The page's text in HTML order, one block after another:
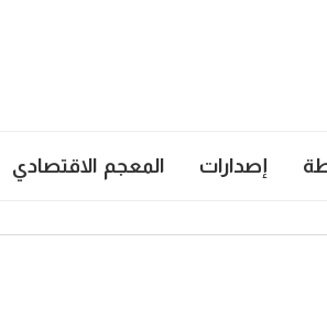
إصدارات المعجم الاقتصادي